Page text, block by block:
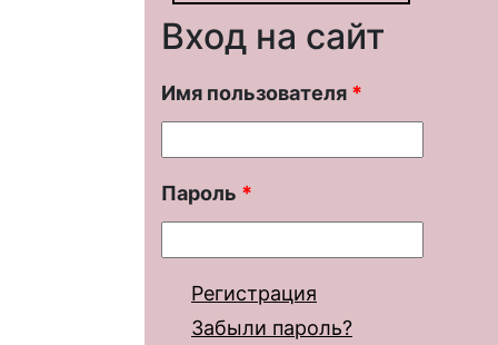
Вход на сайт
Имя пользователя *
Пароль *
Регистрация
Забыли пароль?